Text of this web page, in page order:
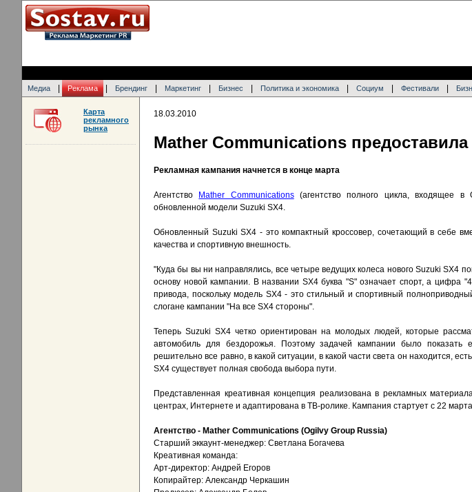
Медиа Реклама Брендинг Маркетинг Бизнес Политика и экономика Социум Фестивали
18.03.2010
Mather Communications
Рекламная кампания начнется в конце марта
Агентство Mather Communications(агентство полного цикла, входящее в
обновленной модели Suzuki SX4.
Обновленный Suzuki SX4 - это компактный кроссовер, сочетающий в себе
качества и спортивную внешность.
"Куда бы вы ни направлялись, все четыре ведущих колеса нового Suzuki SX4
основу новой кампании. В названии SX4 буква "S" означает спорт, а цифра
привода, поскольку модель SX4 - это стильный и спортивный
слогане кампании "На все SX4 стороны".
Теперь Suzuki SX4 четко ориентирован на молодых людей, которые
автомобиль для бездорожья. Поэтому задачей кампании было показать
решительно все равно, в какой ситуации, в какой части света он находится,
SX4 существует полная свобода выбора пути.
Представленная креативная концепция реализована в рекламных
центрах, Интернете и адаптирована в ТВ-ролике. Кампания стартует с 22
Агентство - Mather Communications (Ogilvy Group Russia)
Старший эккаунт-менеджер: Светлана Богачева
Креативная команда:
Арт-директор: Андрей Егоров
Копирайтер: Александр Черкашин
Карта
рекламного
рынка